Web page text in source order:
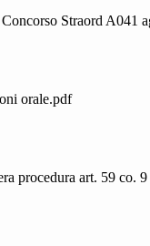
Straord A041
orale.pdf
procedura art. 59 co.